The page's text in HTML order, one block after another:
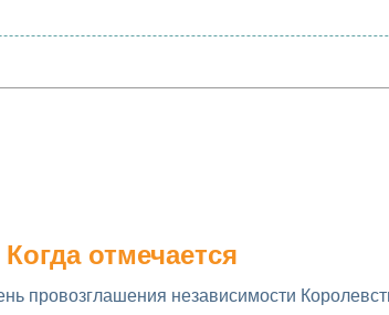
Когда отмечается
провозглашения независимости